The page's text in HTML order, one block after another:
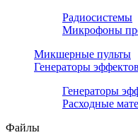
Радиосистемы
Микрофоны
Микшерные пульты
Генераторы
Генераторы
Расходные
Файлы